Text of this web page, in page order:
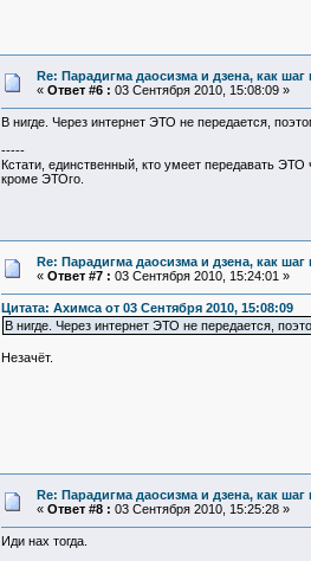
Re: Парадигма даосизма и дзена, как
« Ответ #6 : 03 Сентября 2010, 15:08:09 »
В нигде. Через интернет ЭТО не передается,
-----
Кстати, единственный, кто умеет передавать
кроме ЭТОго.
Re: Парадигма даосизма и дзена, как
« Ответ #7 : 03 Сентября 2010, 15:24:01 »
Цитата: Ахимса от 03 Сентября 2010, 15:08:09
В нигде. Через интернет ЭТО не передается,
Незачёт.
Re: Парадигма даосизма и дзена, как
« Ответ #8 : 03 Сентября 2010, 15:25:28 »
Иди нах тогда.